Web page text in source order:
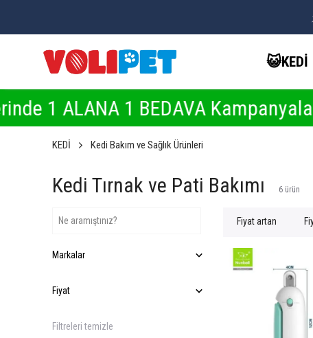
😺KEDİ
1 BEDAVA Kampanyaları
KEDİ Kedi Bakım ve Sağlık Ürünleri
Kedi Tırnak ve Pati Bakımı 6 ürün
Fiyat artan
Markalar
Fiyat
Filtreleri temizle